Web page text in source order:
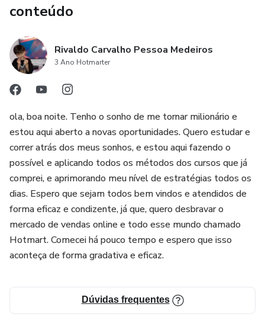
conteúdo
Rivaldo Carvalho Pessoa Medeiros
3 Ano Hotmarter
ola, boa noite. Tenho o sonho de me tornar milionário e
estou aqui aberto a novas oportunidades. Quero estudar e
correr atrás dos meus sonhos, e estou aqui fazendo o
possível e aplicando todos os métodos dos cursos que já
comprei, e aprimorando meu nível de estratégias todos os
dias. Espero que sejam todos bem vindos e atendidos de
forma eficaz e condizente, já que, quero desbravar o
mercado de vendas online e todo esse mundo chamado
Hotmart. Comecei há pouco tempo e espero que isso
aconteça de forma gradativa e eficaz.
Dúvidas frequentes